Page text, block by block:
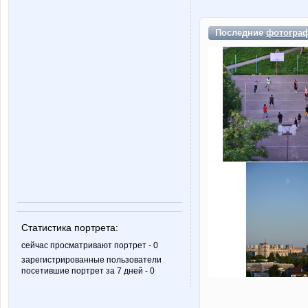
Статистика портрета:
сейчас просматривают портрет - 0
зарегистрированные пользователи
посетившие портрет за 7 дней - 0
Последние